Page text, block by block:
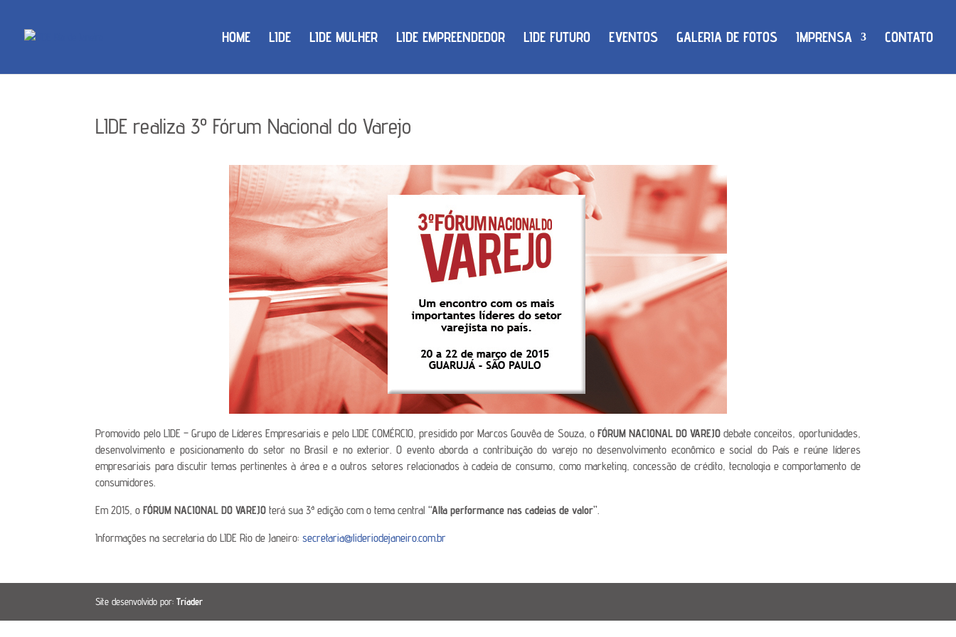
HOME LIDE LIDE MULHER LIDE EMPREENDEDOR LIDE FUTURO EVENTOS GALERIA DE FOTOS IMPRENSA CONTATO
LIDE realiza 3º Fórum Nacional do Varejo
Promovido pelo LIDE – Grupo de Líderes Empresariais e pelo LIDE COMÉRCIO, presidido por Marcos Gouvêa de Souza, o FÓRUM NACIONAL DO VAREJO debate conceitos, oportunidades,
desenvolvimento e posicionamento do setor no Brasil e no exterior. O evento aborda a contribuição do varejo no desenvolvimento econômico e social do País e reúne líderes
empresariais para discutir temas pertinentes à área e a outros setores relacionados à cadeia de consumo, como marketing, concessão de crédito, tecnologia e comportamento de
consumidores.
Em 2015, oFÓRUM NACIONAL DO VAREJO terá sua 3ª edição com o tema central“Alta performance nas cadeias de valor”.
Informações na secretaria do LIDE Rio de Janeiro:secretaria@lideriodejaneiro.com.br
Site desenvolvido por:Tríader